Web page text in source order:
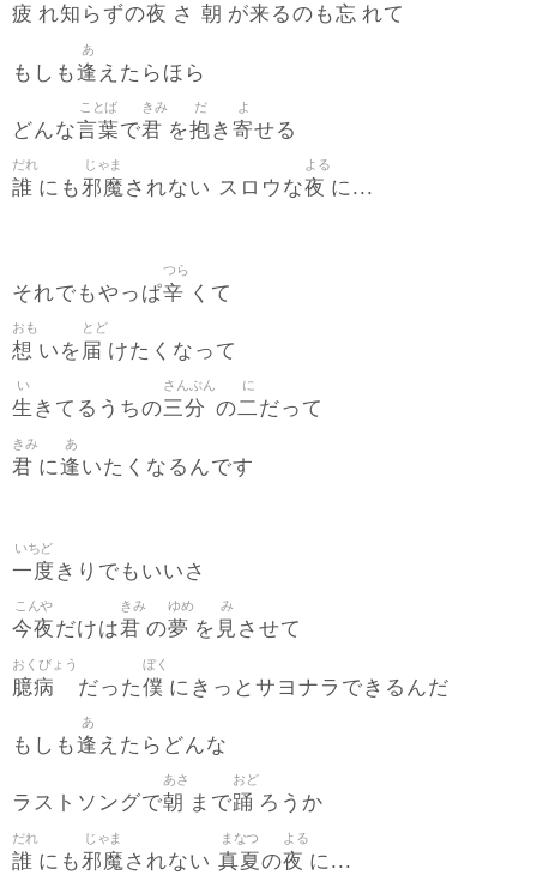
疲 れ知 らずの夜 さ 朝 が来るのも忘 れて
もしも逢
あ
えたらほら
どんな言葉
ことば
で君
きみ
を抱
だ
き 寄
よ
せる
誰
だれ
にも邪魔
じゃま
されない スロウな夜
よる
に...
それでもやっぱ辛
つら
くて
想
おも
いを 届
とど
けたくなって
生
い
きてるうちの三分
さんぶん
の二
に
だって
君
きみ
に逢
あ
いたくなるんです
一度
いちど
きりでもいいさ
今夜
こんや
だけは君
きみ
の夢
ゆめ
を 見
み
させて
臆病
おくびょう
だった僕
ぼく
にきっとサヨナラできるんだ
もしも逢
あ
えたらどんな
ラストソングで朝
あさ
まで踊
おど
ろうか
誰
だれ
にも 邪魔
じゃま
されない 真夏
まなつ
の夜
よる
に...